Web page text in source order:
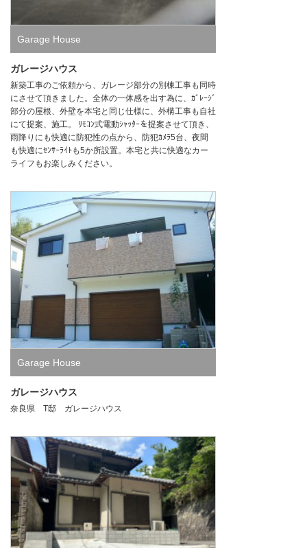
Garage House
ガレージハウス
新築工事のご依頼から、ガレージ部分の別棟工事も同時
にさせて頂きました。全体の一体感を出す為に、ｶﾞﾚｰｼﾞ
部分の屋根、外壁を本宅と同じ仕様に、外構工事も自社
にて提案、施工。 ﾘﾓｺﾝ式電動ｼｬｯﾀｰを提案させて頂き、
雨降りにも快適に防犯性の点から、防犯ｶﾒﾗ5台、夜間
も快適にｾﾝｻｰﾗｲﾄも5か所設置。本宅と共に快適なカー
ライフもお楽しみください。
Garage House
ガレージハウス
奈良県 T邸 ガレージハウス